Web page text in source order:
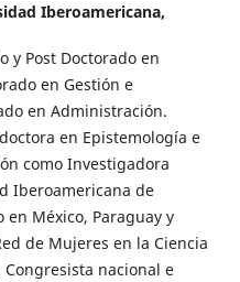
Iberoamericana,
y Post Doctorado en
en Gestión e
en Administración.
en Epistemología e
como Investigadora
Iberoamericana de
en México, Paraguay y
de Mujeres en la Ciencia
nacional e